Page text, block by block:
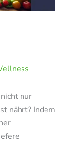
nur
nährt? Indem